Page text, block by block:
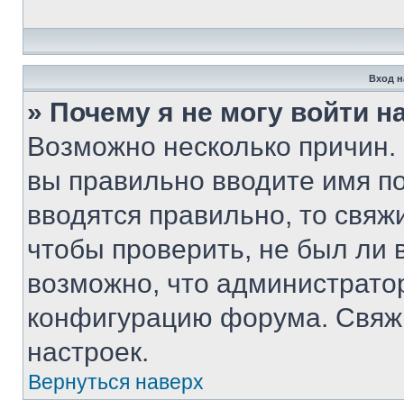
Вход
» Почему я не могу войти
Возможно несколько
вы правильно вводите имя
вводятся правильно, то
чтобы проверить, не был ли
возможно, что
конфигурацию форума.
настроек.
Вернуться наверх